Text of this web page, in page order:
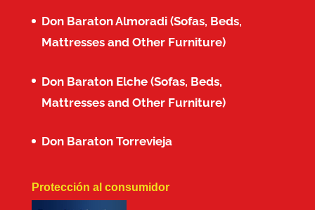
Don Baraton Almoradi (Sofas, Beds,
Mattresses and Other Furniture)
Don Baraton Elche (Sofas, Beds,
Mattresses and Other Furniture)
Don Baraton Torrevieja
Protección al consumidor